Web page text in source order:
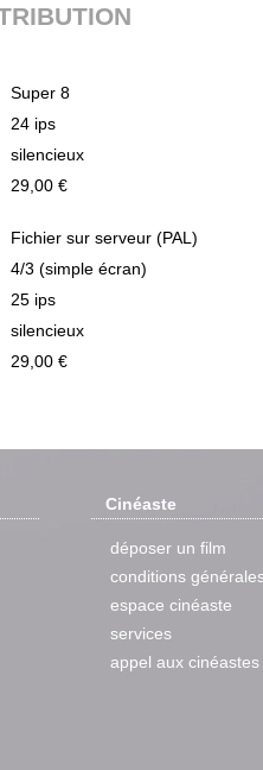
Super 8
24 ips
silencieux
29,00 €
Fichier sur serveur (PAL)
4/3 (simple écran)
25 ips
silencieux
29,00 €
Cinéaste
déposer un film
conditions
espace cinéaste
services
appel aux cinéastes